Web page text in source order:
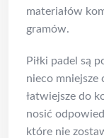
materiałów
gramów.
Piłki padel są
nieco mniejsze
łatwiejsze do
nosić
które nie